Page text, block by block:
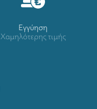
Eγγύηση
Χαμηλότερης τιμής